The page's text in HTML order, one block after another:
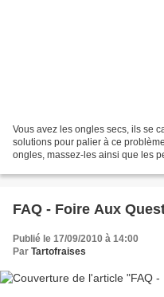
Vous avez les ongles secs, ils se
solutions pour palier à ce
ongles, massez-les ainsi que les
FAQ - Foire Aux
Publié le 17/09/2010 à 14:00
Par Tartofraises